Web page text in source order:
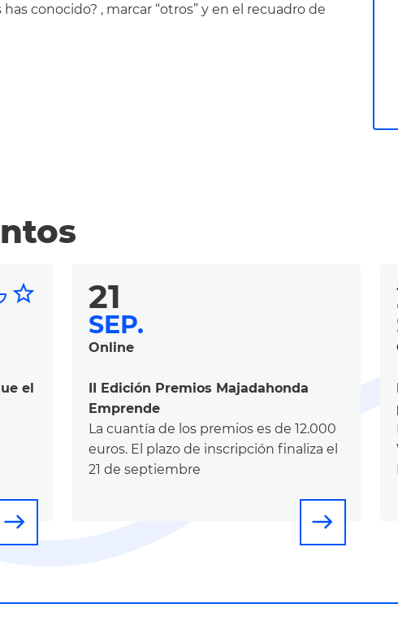
conocido? , marcar “otros” y en el recuadro de
star_border
east
21
SEP.
Online
II Edición Premios Majadahonda
Emprende
La cuantía de los premios es de 12.000
euros. El plazo de inscripción finaliza el
21 de septiembre
east